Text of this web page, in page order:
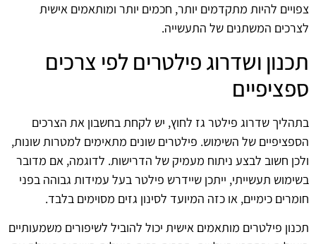
צפויים להיות מתקדמים יותר, חכמים יותר ומותאמים אישית
לצרכים המשתנים של התעשייה.
תכנון ושדרוג פילטרים לפי צרכים
ספציפיים
בתהליך שדרוג פילטר גז לחוץ, יש לקחת בחשבון את הצרכים
הספציפיים של השימוש. פילטרים שונים מתאימים למטרות שונות,
ולכן חשוב לבצע ניתוח מעמיק של הדרישות. לדוגמה, אם מדובר
בשימוש תעשייתי, ייתכן שיידרש פילטר בעל עמידות גבוהה בפני
חומרים כימיים, או כזה המיועד לסינון גזים מסוימים בלבד.
תכנון פילטרים מותאמים אישית יכול להוביל לשיפורים משמעותיים